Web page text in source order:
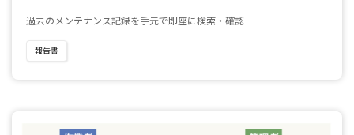
過去のメンテナンス記録を手元で即座に検索・確認
報告書